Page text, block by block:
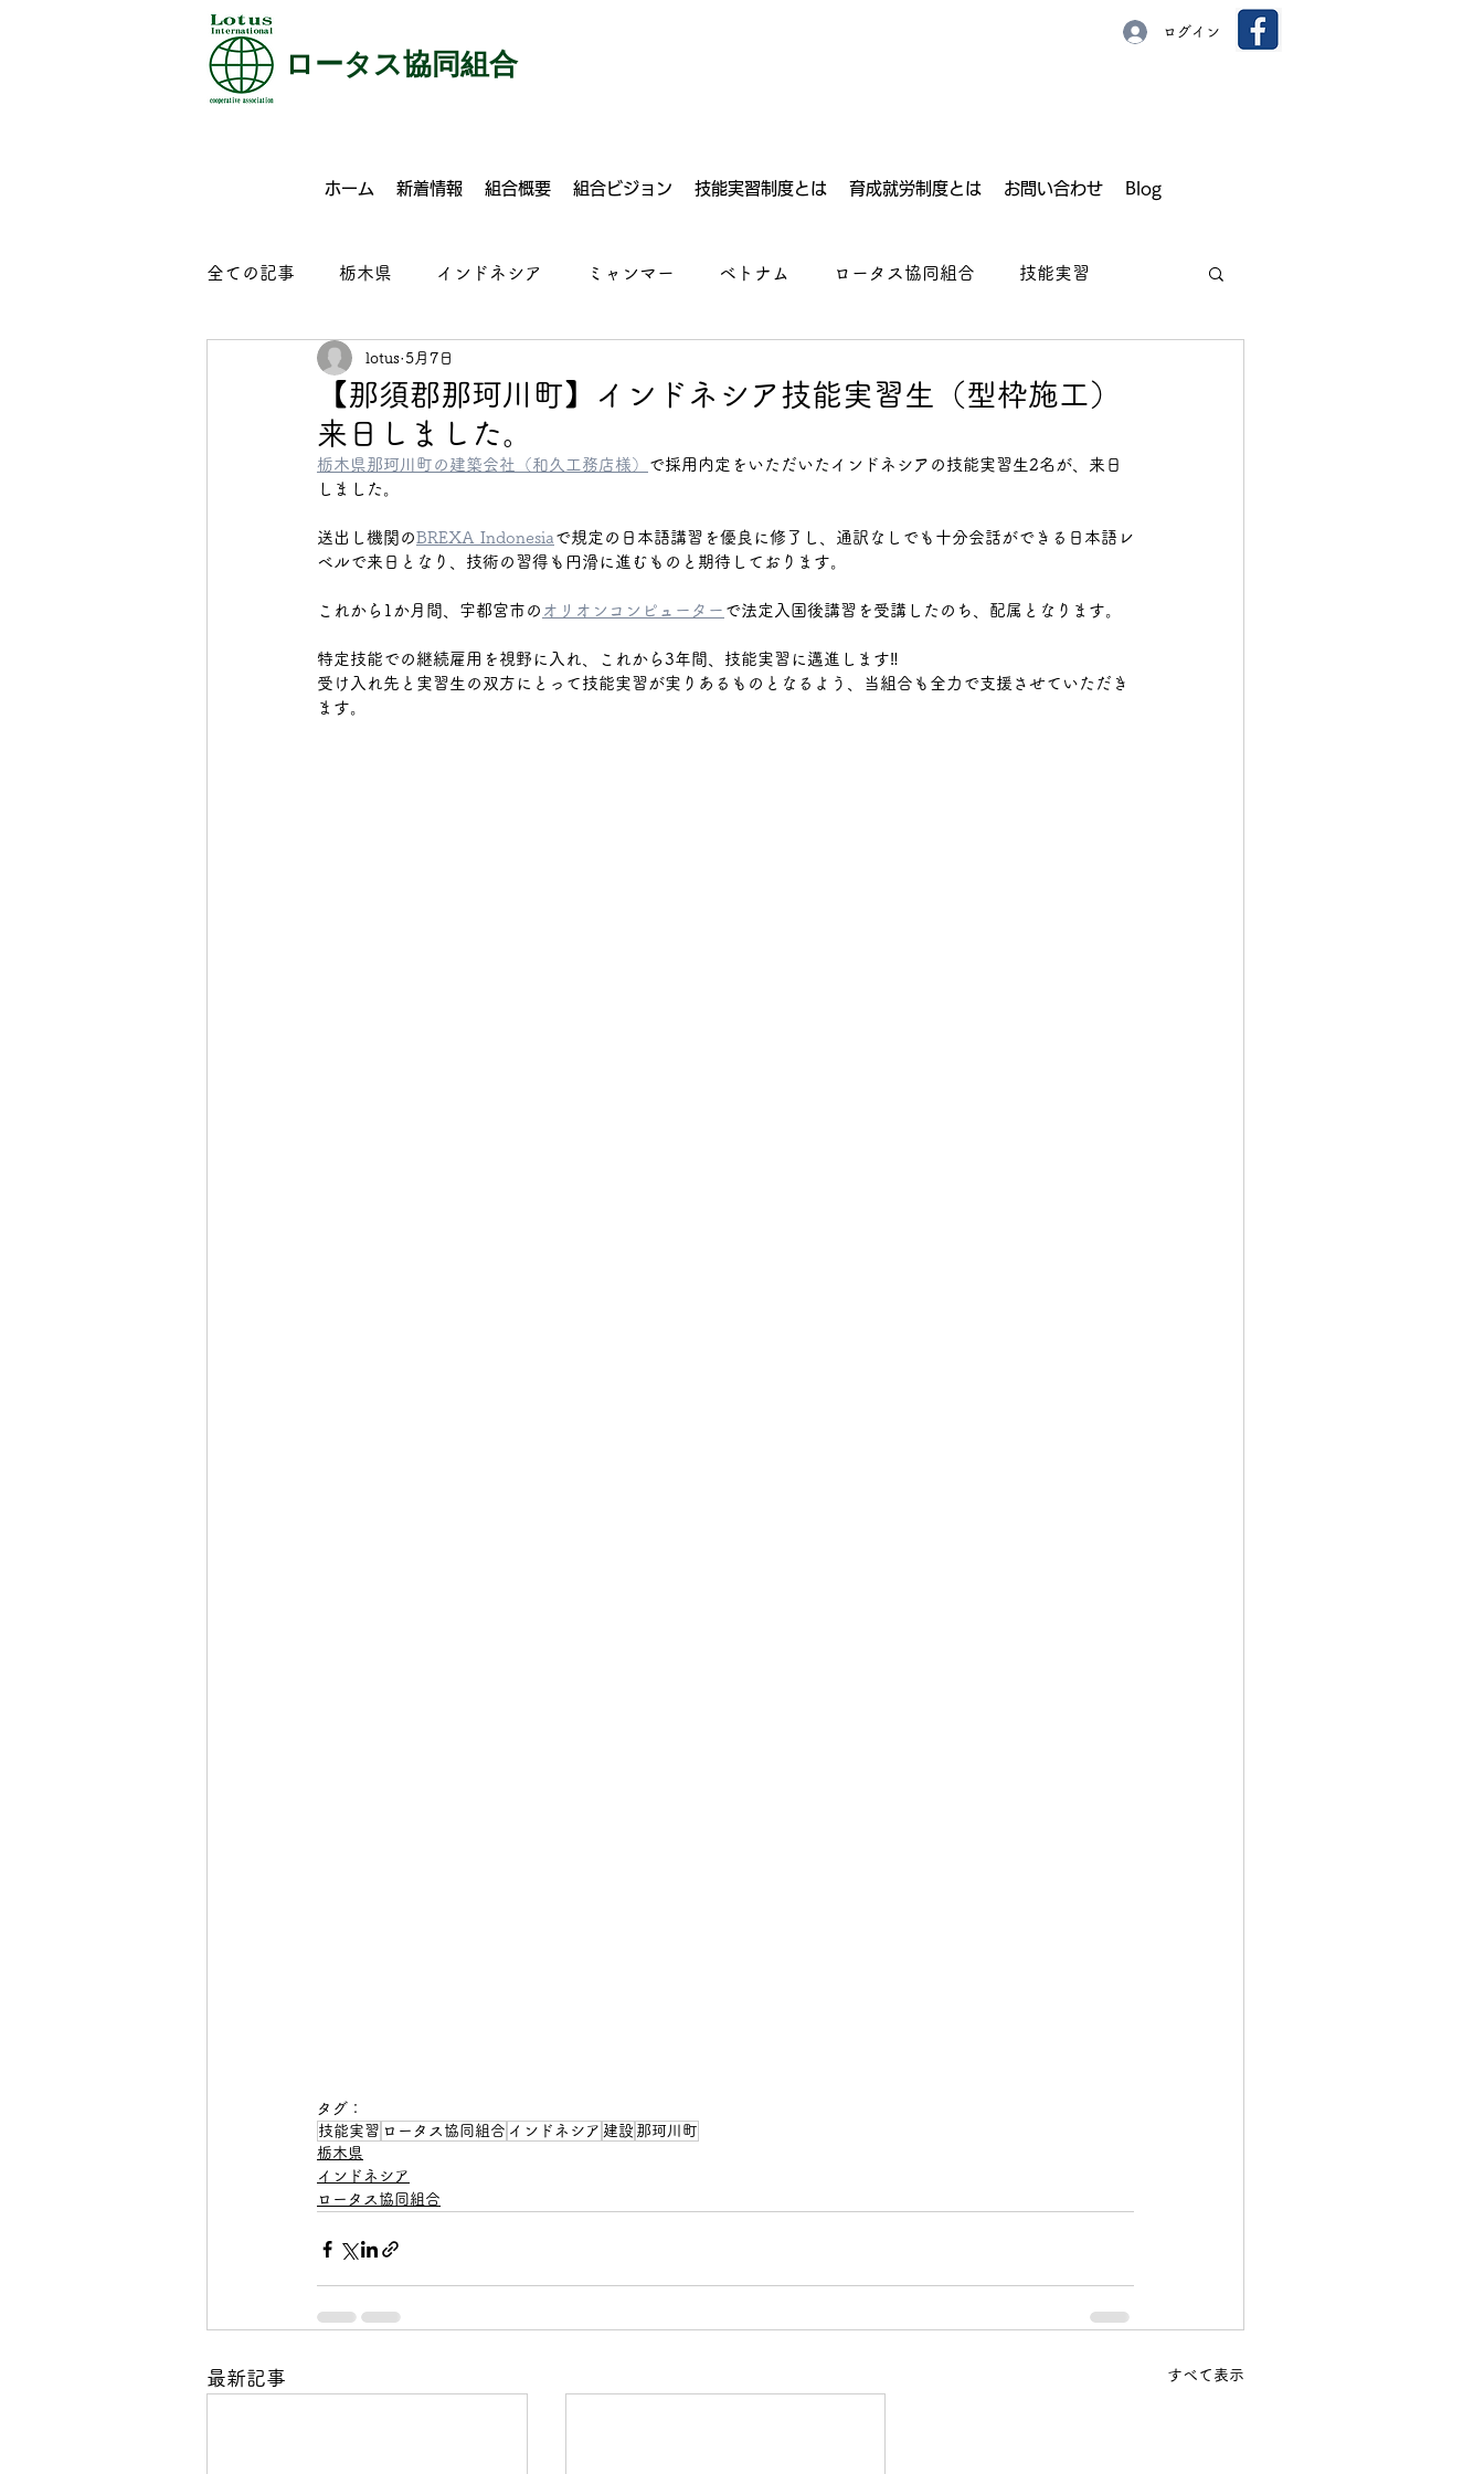
​ロータス協同組合
ログイン
ホーム 新着情報 組合概要 組合ビジョン 技能実習制度とは 育成就労制度とは お問い合わせ Blog
全ての記事 栃木県 インドネシア ミャンマー ベトナム ロータス協同組合 技能実習
特定技能 介護 外食
コンクリート製品製造 ビルクリーニング
真岡市 日光 上三川 宇都宮市 那須塩原市 木材加工 構造物鉄工
【那須郡那珂川町】インドネシア技能実習生（型枠施工）
来日しました。
lotus 5月7日
栃木県那珂川町の建築会社 （和久工務店様）
で採用内定をいただいたインドネシアの技能実習生2名が、来日
しました。
送出し機関のBREXA Indonesia で規定の日本語講習を優良に修了し、通訳なしでも十分会話ができる日本語レ
ベルで来日となり、技術の習得も円滑に進むものと期待しております。
これから1か月間、宇都宮市の オリオンコンピューター で法定入国後講習を受講したのち、配属となります。
特定技能での継続雇用を視野に入れ、これから3年間、技能実習に邁進します‼
受け入れ先と実習生の双方にとって技能実習が実りあるものとなるよう、当組合も全力で支援させていただき
ます。
タグ：
技能実習 ロータス協同組合 インドネシア 建設 那珂川町
栃木県
インドネシア
ロータス協同組合
最新記事 すべて表示